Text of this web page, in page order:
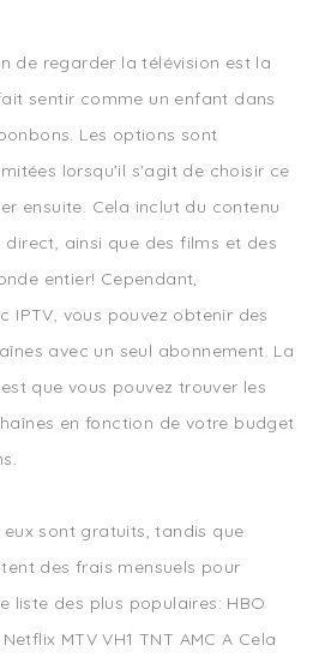
de regarder la télévision est la
sentir comme un enfant dans
Les options sont
lorsqu'il s'agit de choisir ce
ensuite. Cela inclut du contenu
direct, ainsi que des films et des
entier! Cependant,
IPTV, vous pouvez obtenir des
avec un seul abonnement. La
que vous pouvez trouver les
en fonction de votre budget
sont gratuits, tandis que
des frais mensuels pour
liste des plus populaires: HBO
MTV VH1 TNT AMC A Cela